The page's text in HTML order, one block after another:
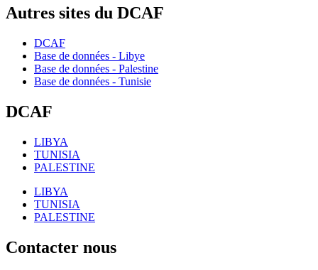
Autres sites du DCAF
DCAF
Base de données - Libye
Base de données - Palestine
Base de données - Tunisie
DCAF
LIBYA
TUNISIA
PALESTINE
LIBYA
TUNISIA
PALESTINE
Contacter nous